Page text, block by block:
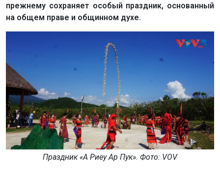
прежнему сохраняет особый праздник, основанный
на общем праве и общинном духе.
Праздник «А Риеу Ар Пук». Фото: VOV